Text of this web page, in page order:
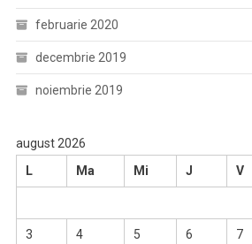
februarie 2020
decembrie 2019
noiembrie 2019
august 2026
L
Ma Mi J V
3 4 5 6 7